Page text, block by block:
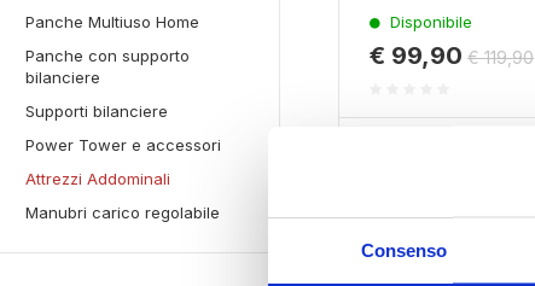
Consenso
Panche Multiuso Home
Panche con supporto
bilanciere
Supporti bilanciere
Power Tower e accessori
Attrezzi Addominali
Manubri carico regolabile
Disponibile
€ 99,90 € 119,90